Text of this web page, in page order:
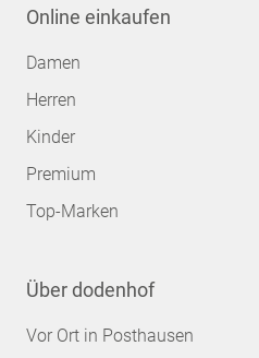
Online einkaufen
Damen
Herren
Kinder
Premium
Top-Marken
Über dodenhof
Vor Ort in Posthausen